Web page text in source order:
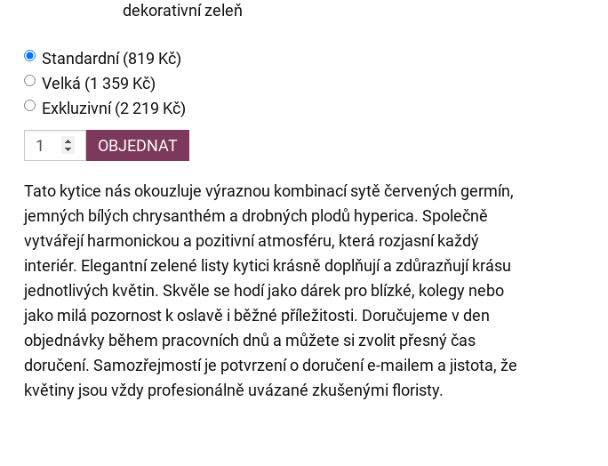
dekorativní zeleň
Standardní (819 Kč)
Velká (1 359 Kč)
Exkluzivní (2 219 Kč)
OBJEDNAT
Tato kytice nás okouzluje výraznou kombinací sytě červených germín,
jemných bílých chrysanthém a drobných plodů hyperica. Společně
vytvářejí harmonickou a pozitivní atmosféru, která rozjasní každý
interiér. Elegantní zelené listy kytici krásně doplňují a zdůrazňují krásu
jednotlivých květin. Skvěle se hodí jako dárek pro blízké, kolegy nebo
jako milá pozornost k oslavě i běžné příležitosti. Doručujeme v den
objednávky během pracovních dnů a můžete si zvolit přesný čas
doručení. Samozřejmostí je potvrzení o doručení e-mailem a jistota, že
květiny jsou vždy profesionálně uvázané zkušenými floristy.